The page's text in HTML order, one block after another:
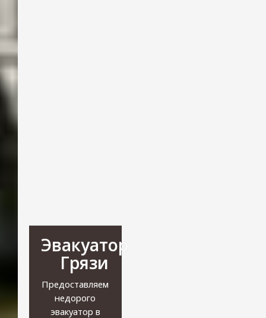
Эвакуатор
Грязи
Предоставляем
недорого
эвакуатор в